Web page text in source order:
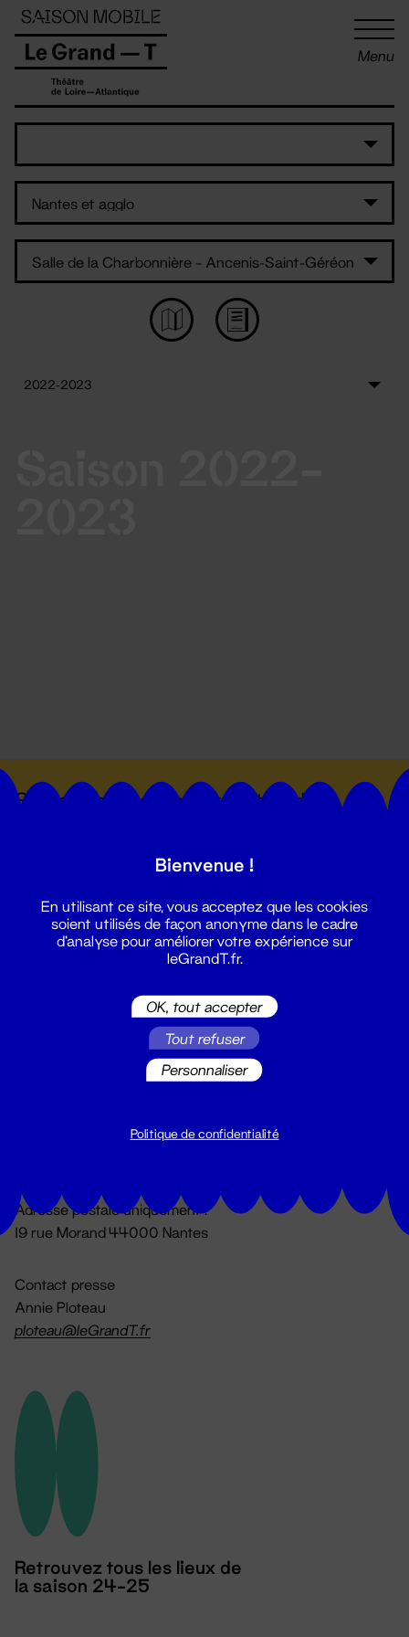
Menu
Suivez toutes les actualités du
Du lundi au vendredi 14h → 18h
Adresse postale uniquement :
19 rue Morand 44000 Nantes
Contact presse
Annie Ploteau
ploteau@leGrandT.fr
Retrouvez tous les lieux de
la saison 24-25
Panneau de gestion des cookies
Bienvenue !
En utilisant ce site, vous acceptez que les cookies
soient utilisés de façon anonyme dans le cadre
d'analyse pour améliorer votre expérience sur
leGrandT.fr.
OK, tout accepter
Tout refuser
Personnaliser
Politique de confidentialité